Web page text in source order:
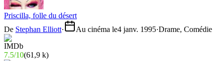
Priscilla, folle du désert
De Stephan Elliott· Au cinéma le4 janv. 1995·Drame, Comédie
7.5/10(61,9 k)